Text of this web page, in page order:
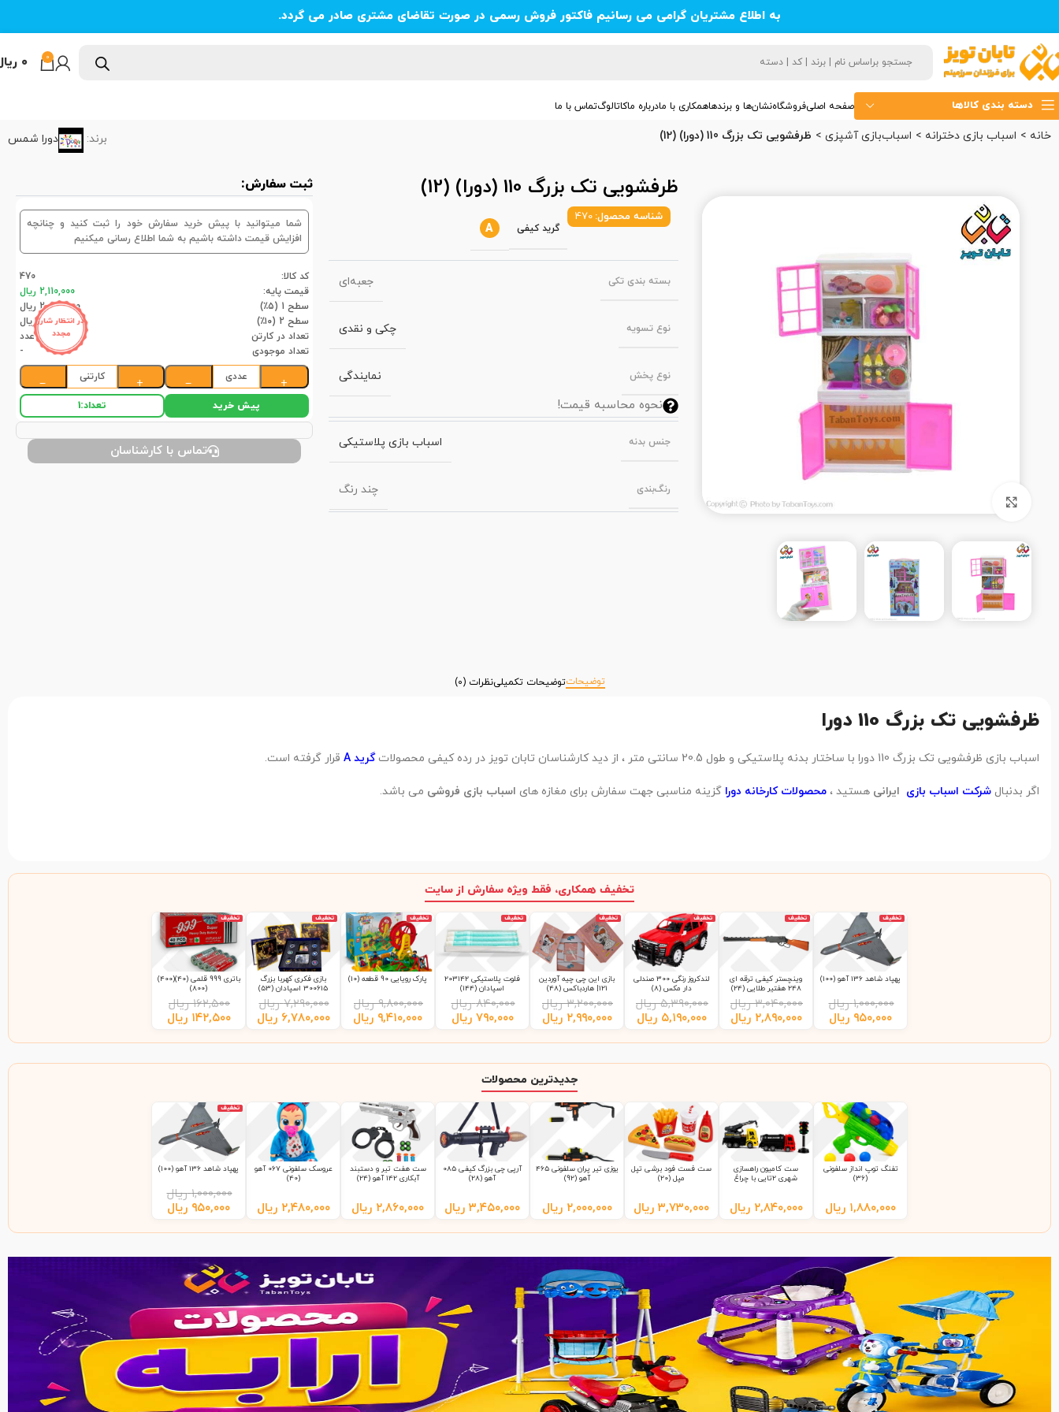
به اطلاع مشتریان گرامی می رسانیم فاکتور فروش رسمی در صورت تقاضای مشتری صادر می گردد.
0 ۰
دسته بندی کالاها صفحه اصلیفروشگاهنشان‌ها و برندهاهمکاری با مادرباره ماکاتالوگتماس با ما
خانه اسباب‌ بازی دخترانه اسباب‌بازی آشپزی ظرفشویی تک بزرگ 110 (دورا) (12) برند: دورا شمس
ظرفشویی تک بزرگ 110 (دورا) (12)
شناسه محصول: 470
گرید کیفی A
بسته‌ بندی تکی جعبه‌ای
نوع تسویه چکی و نقدی
نوع پخش نمایندگی
نحوه محاسبه قیمت!
جنس بدنه اسباب بازی پلاستیکی
رنگ‌بندی چند رنگ
ثبت سفارش:
شما میتوانید با پیش خرید سفارش خود را ثبت کنید و چنانچه
افزایش قیمت داشته باشیم به شما اطلاع رسانی میکنیم
در انتظار شارژ
مجدد
کد کالا:
470
قیمت پایه:
2,110,000 ریال
سطح 1 (۵٪)
2,004,500 ریال
سطح 2 (۱۰٪)
1,899,000 ریال
تعداد در کارتن
12عدد
تعداد موجودی
-
+
عددی
−
+
کارتنی
−
پیش خرید تعداد:1
تماس با کارشناسان
توضیحاتتوضیحات تکمیلینظرات (0)
ظرفشویی تک بزرگ 110 دورا
اسباب بازی ظرفشویی تک بزرگ 110 دورا با ساختار بدنه پلاستیکی و طول 20.5 سانتی متر ، از دید کارشناسان تابان تویز در رده کیفی محصولات گرید A قرار گرفته است.
اگر بدنبال شرکت اسباب بازی ایرانی هستید ، محصولات کارخانه دورا گزینه مناسبی جهت سفارش برای مغازه های اسباب بازی فروشی می باشد.
تخفیف همکاری، فقط ویژه سفارش از سایت
تخفیف
پهپاد شاهد 136 آهو (100)
۱,۰۰۰,۰۰۰ ریال
۹۵۰,۰۰۰ ریال
تخفیف
وینچستر کیفی ترقه ای
248 هفتیر طلایی (24)
۳,۰۴۰,۰۰۰ ریال
۲,۸۹۰,۰۰۰ ریال
تخفیف
لندکروز رنگی 300 صندلی
دار مکس (8)
۵,۳۹۰,۰۰۰ ریال
۵,۱۹۰,۰۰۰ ریال
تخفیف
بازی این چی چیه آوردین
121| هاردباکس (48)
۳,۲۰۰,۰۰۰ ریال
۲,۹۹۰,۰۰۰ ریال
تخفیف
فلوت پلاستیکی 203142
اسپادان (144)
۸۴۰,۰۰۰ ریال
۷۹۰,۰۰۰ ریال
تخفیف
پارک رویایی 90 قطعه (10)
۹,۸۰۰,۰۰۰ ریال
۹,۴۱۰,۰۰۰ ریال
تخفیف
بازی فکری کهربا بزرگ
300615 اسپادان (53)
۷,۲۹۰,۰۰۰ ریال
۶,۷۸۰,۰۰۰ ریال
تخفیف
باتری 999 قلمی (40)(400)
(800)
۱۶۲,۵۰۰ ریال
۱۴۲,۵۰۰ ریال
جدیدترین محصولات
تفنگ توپ انداز سلفونی
(36)
۱,۸۸۰,۰۰۰ ریال
ست کامیون راهسازی
شهری 2تایی با چراغ
۲,۸۴۰,۰۰۰ ریال
ست فست فود برشی تپل
مپل (20)
۳,۷۳۰,۰۰۰ ریال
یوزی تیر پران سلفونی 465
آهو (92)
۲,۰۰۰,۰۰۰ ریال
آرپی چی بزرگ کیفی 085
آهو (28)
۳,۴۵۰,۰۰۰ ریال
ست هفت تیر و دستبند
آبکاری 142 آهو (24)
۲,۸۶۰,۰۰۰ ریال
عروسک سلفونی 067 آهو
(40)
۲,۴۸۰,۰۰۰ ریال
تخفیف
پهپاد شاهد 136 آهو (100)
۱,۰۰۰,۰۰۰ ریال
۹۵۰,۰۰۰ ریال